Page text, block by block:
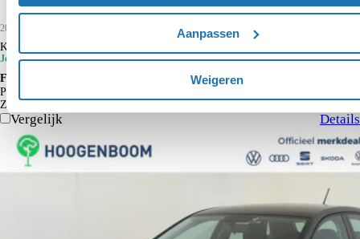
Aanpassen
Weigeren
2022
Kopen
Je voordeel is € 1.700
Financieren p/m vanaf
Particulier
Zakelijk
Vergelijk Details